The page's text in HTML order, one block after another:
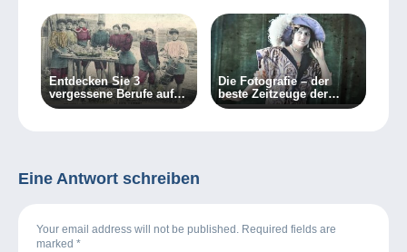
Entdecken Sie 3
vergessene Berufe auf
faszinierenden alten
Die Fotografie – der
beste Zeitzeuge der
Mode vergangener Tage
Eine Antwort schreiben
Your email address will not be published. Required fields are
marked *